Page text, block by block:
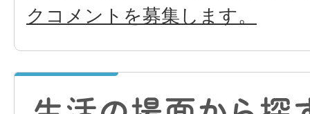
クコメントを募集します。